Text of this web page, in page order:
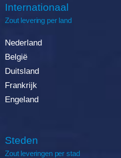
Internationaal
Zout levering per land
Nederland
België
Duitsland
Frankrijk
Engeland
Steden
Zout leveringen per stad